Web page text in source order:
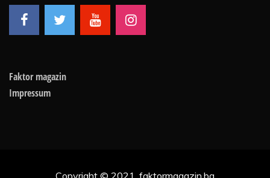
Faktor magazin
Impressum
Copyright © 2021, faktormagazin.ba